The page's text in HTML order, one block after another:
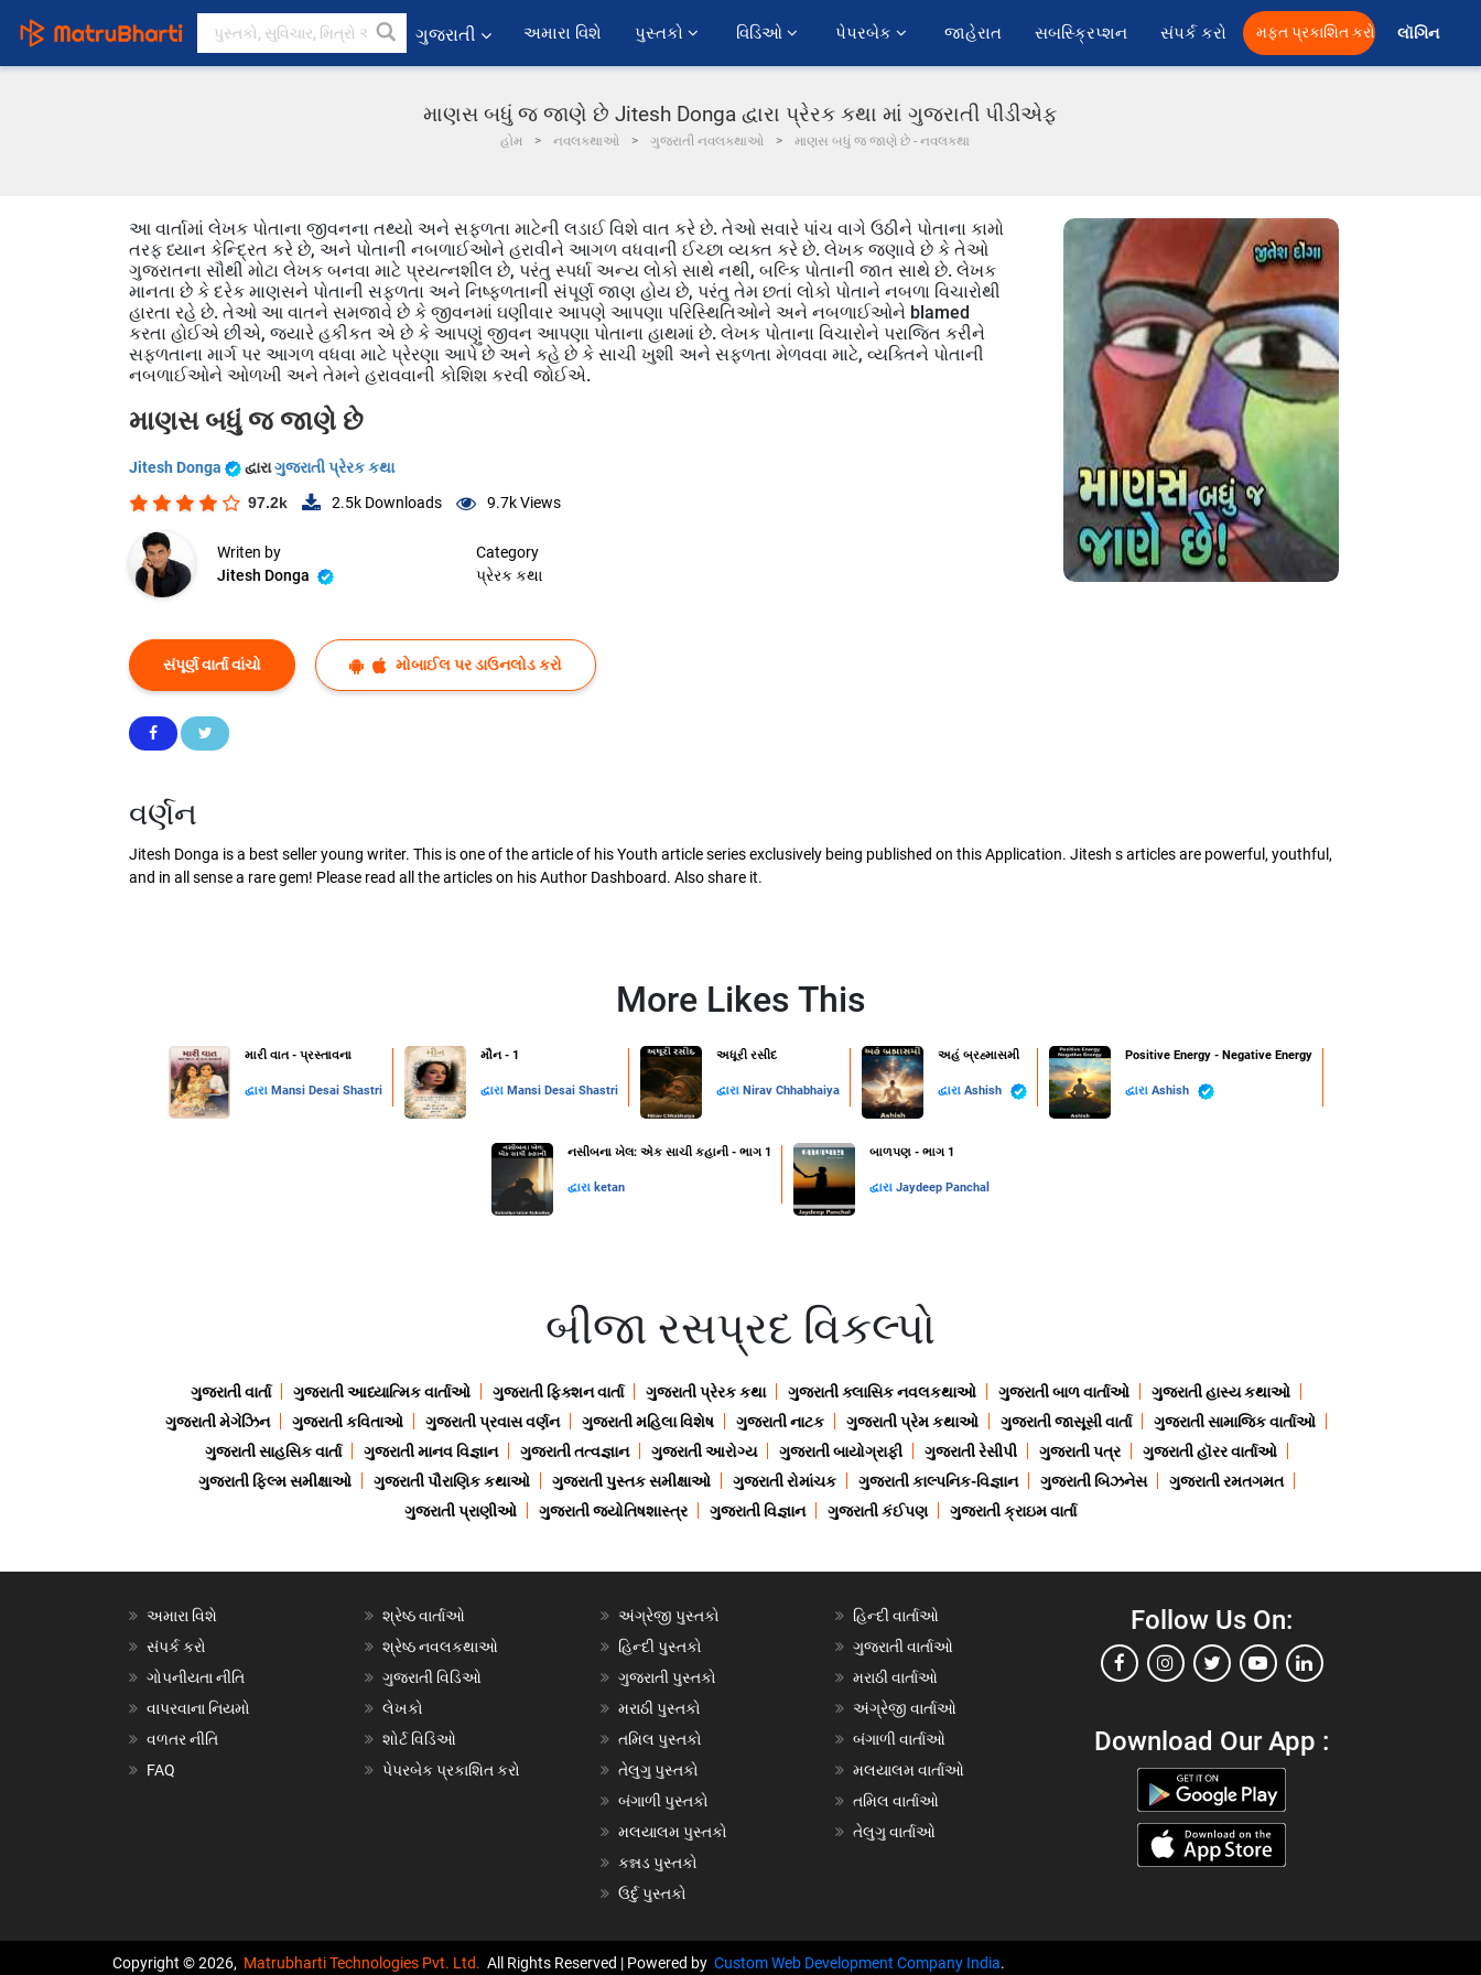
ગુજરાતી અમારા વિશે પુસ્તકો વિડિઓ પેપરબેક જાહેરાત સબસ્ક્રિપ્શન સંપર્ક કરો મફત પ્રકાશિત કરો લૉગિન
માણસ બધું જ જાણે છે Jitesh Donga દ્વારા પ્રેરક કથા માં ગુજરાતી પીડીએફ
હોમ નવલકથાઓ ગુજરાતી નવલકથાઓ માણસ બધું જ જાણે છે - નવલકથા
આ વાર્તામાં લેખક પોતાના જીવનના તથ્યો અને સફળતા માટેની લડાઈ વિશે વાત કરે છે. તેઓ સવારે પાંચ વાગે ઉઠીને પોતાના કામો
તરફ ધ્યાન કેન્દ્રિત કરે છે, અને પોતાની નબળાઈઓને હરાવીને આગળ વધવાની ઈચ્છા વ્યક્ત કરે છે. લેખક જણાવે છે કે તેઓ
ગુજરાતના સૌથી મોટા લેખક બનવા માટે પ્રયત્નશીલ છે, પરંતુ સ્પર્ધા અન્ય લોકો સાથે નથી, બલ્કિ પોતાની જાત સાથે છે. લેખક
માનતા છે કે દરેક માણસને પોતાની સફળતા અને નિષ્ફળતાની સંપૂર્ણ જાણ હોય છે, પરંતુ તેમ છતાં લોકો પોતાને નબળા વિચારોથી
હારતા રહે છે. તેઓ આ વાતને સમજાવે છે કે જીવનમાં ઘણીવાર આપણે આપણા પરિસ્થિતિઓને અને નબળાઈઓને blamed
કરતા હોઈએ છીએ, જ્યારે હકીકત એ છે કે આપણું જીવન આપણા પોતાના હાથમાં છે. લેખક પોતાના વિચારોને પરાજિત કરીને
સફળતાના માર્ગ પર આગળ વધવા માટે પ્રેરણા આપે છે અને કહે છે કે સાચી ખુશી અને સફળતા મેળવવા માટે, વ્યક્તિને પોતાની
નબળાઈઓને ઓળખી અને તેમને હરાવવાની કોશિશ કરવી જોઈએ.
માણસ બધું જ જાણે છે
Jitesh Donga દ્વારાગુજરાતી પ્રેરક કથા
97.2k 2.5k Downloads 9.7kViews
Writen by
Jitesh Donga
Category
પ્રેરક કથા
સંપૂર્ણ વાર્તા વાંચો મોબાઈલ પર ડાઉનલોડ કરો
વર્ણન
Jitesh Donga is a best seller young writer. This is one of the article of his Youth article series exclusively being published on this Application. Jitesh s articles are powerful, youthful,
and in all sense a rare gem! Please read all the articles on his Author Dashboard. Also share it.
More Likes This
મારી વાત - પ્રસ્તાવના
દ્વારા Mansi Desai Shastri
મૌન - 1
દ્વારા Mansi Desai Shastri
અધૂરી રસીદ
દ્વારા Nirav Chhabhaiya
અહં બ્રહ્માસમી
દ્વારા Ashish
Positive Energy - Negative Energy
દ્વારા Ashish
નસીબના ખેલ: એક સાચી કહાની - ભાગ 1
દ્વારા ketan
બાળપણ - ભાગ 1
દ્વારા Jaydeep Panchal
બીજા રસપ્રદ વિકલ્પો
ગુજરાતી વાર્તા ગુજરાતી આધ્યાત્મિક વાર્તાઓ ગુજરાતી ફિક્શન વાર્તા ગુજરાતી પ્રેરક કથા ગુજરાતી ક્લાસિક નવલકથાઓ ગુજરાતી બાળ વાર્તાઓ
ગુજરાતી હાસ્ય કથાઓ
ગુજરાતી મેગેઝિન
ગુજરાતી કવિતાઓ ગુજરાતી પ્રવાસ વર્ણન ગુજરાતી મહિલા વિશેષ ગુજરાતી નાટક ગુજરાતી પ્રેમ કથાઓ ગુજરાતી જાસૂસી વાર્તા
ગુજરાતી સામાજિક વાર્તાઓ
ગુજરાતી સાહસિક વાર્તા
ગુજરાતી માનવ વિજ્ઞાન ગુજરાતી તત્વજ્ઞાન ગુજરાતી આરોગ્ય ગુજરાતી બાયોગ્રાફી ગુજરાતી રેસીપી ગુજરાતી પત્ર
ગુજરાતી હૉરર વાર્તાઓ
ગુજરાતી ફિલ્મ સમીક્ષાઓ
ગુજરાતી પૌરાણિક કથાઓ ગુજરાતી પુસ્તક સમીક્ષાઓ ગુજરાતી રોમાંચક ગુજરાતી કાલ્પનિક-વિજ્ઞાન ગુજરાતી બિઝનેસ
ગુજરાતી રમતગમત
ગુજરાતી પ્રાણીઓ
ગુજરાતી જ્યોતિષશાસ્ત્ર ગુજરાતી વિજ્ઞાન ગુજરાતી કંઈપણ ગુજરાતી ક્રાઇમ વાર્તા
અમારા વિશે
સંપર્ક કરો
ગોપનીયતા નીતિ
વાપરવાના નિયમો
વળતર નીતિ
FAQ
શ્રેષ્ઠ વાર્તાઓ
શ્રેષ્ઠ નવલકથાઓ
ગુજરાતી વિડિઓ
લેખકો
શોર્ટ વિડિઓ
પેપરબેક પ્રકાશિત કરો
અંગ્રેજી પુસ્તકો
હિન્દી પુસ્તકો
ગુજરાતી પુસ્તકો
મરાઠી પુસ્તકો
તમિલ પુસ્તકો
તેલુગુ પુસ્તકો
બંગાળી પુસ્તકો
મલયાલમ પુસ્તકો
કન્નડ પુસ્તકો
ઉર્દુ પુસ્તકો
હિન્દી વાર્તાઓ
ગુજરાતી વાર્તાઓ
મરાઠી વાર્તાઓ
અંગ્રેજી વાર્તાઓ
બંગાળી વાર્તાઓ
મલયાલમ વાર્તાઓ
તમિલ વાર્તાઓ
તેલુગુ વાર્તાઓ
Follow Us On:
Download Our App :
Copyright © 2026, Matrubharti Technologies Pvt. Ltd. All Rights Reserved | Powered by Custom Web Development Company India.